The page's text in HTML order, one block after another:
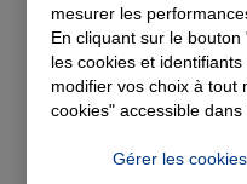
mesurer les
En cliquant sur le
les cookies et
modifier vos choix à tout
cookies" accessible dans
Gérer les